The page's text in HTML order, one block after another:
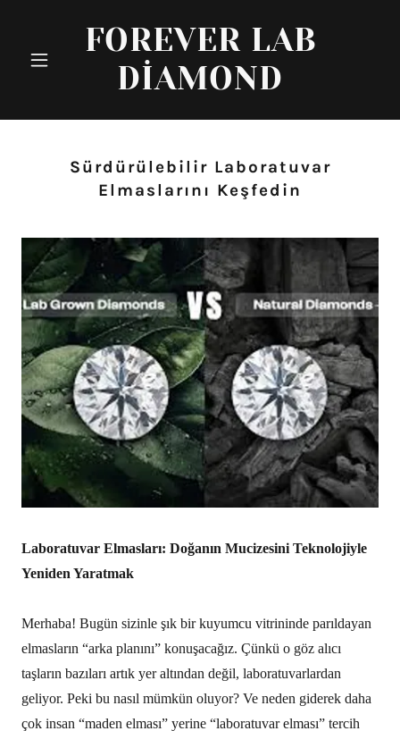
FOREVER LAB
DIAMOND
Sürdürülebilir Laboratuvar
Elmaslarını Keşfedin
Laboratuvar Elmasları: Doğanın Mucizesini Teknolojiyle
Yeniden Yaratmak
Merhaba! Bugün sizinle şık bir kuyumcu vitrininde parıldayan
elmasların “arka planını” konuşacağız. Çünkü o göz alıcı
taşların bazıları artık yer altından değil, laboratuvarlardan
geliyor. Peki bu nasıl mümkün oluyor? Ve neden giderek daha
çok insan “maden elması” yerine “laboratuvar elması” tercih